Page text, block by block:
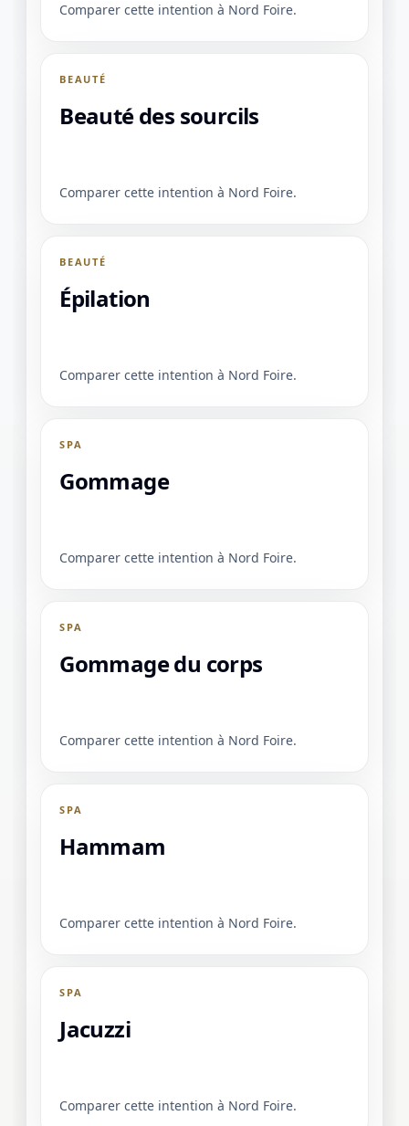
Comparer cette intention à Nord Foire.
BEAUTÉ
Beauté des sourcils
Comparer cette intention à Nord Foire.
BEAUTÉ
Épilation
Comparer cette intention à Nord Foire.
SPA
Gommage
Comparer cette intention à Nord Foire.
SPA
Gommage du corps
Comparer cette intention à Nord Foire.
SPA
Hammam
Comparer cette intention à Nord Foire.
SPA
Jacuzzi
Comparer cette intention à Nord Foire.
✕